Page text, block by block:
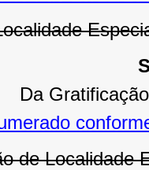
Da
de Localidade